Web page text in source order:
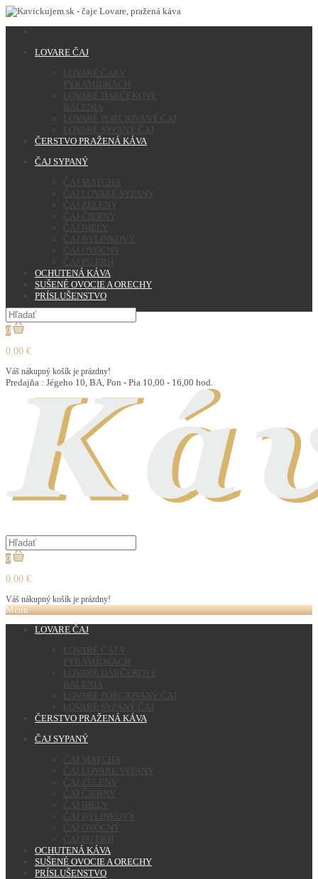
LOVARE ČAJ
LOVARÉ ČAJ V
PYRAMÍDKACH
LOVARÉ DARČEKOVÉ
BALENIA
LOVARÉ PORCIOVANÝ ČAJ
LOVARÉ SYPANÝ ČAJ
ČERSTVO PRAŽENÁ KÁVA
ČAJ SYPANÝ
ČAJ MATCHA
ČAJ LOVARE SYPANÝ
ČAJ ZELENÝ
ČAJ ČIERNY
ČAJ BIELY
ČAJ BYLINKOVÝ
ČAJ OVOCNÝ
ČAJ PU ERH
OCHUTENÁ KÁVA
SUŠENÉ OVOCIE A ORECHY
PRÍSLUŠENSTVO
0
0.00 €
Váš nákupný košík je prázdny!
Predajňa : Jégeho 10, BA, Pon - Pia 10,00 - 16,00 hod.
0
0.00 €
Váš nákupný košík je prázdny!
Menu
LOVARE ČAJ
LOVARÉ ČAJ V
PYRAMÍDKACH
LOVARÉ DARČEKOVÉ
BALENIA
LOVARÉ PORCIOVANÝ ČAJ
LOVARÉ SYPANÝ ČAJ
ČERSTVO PRAŽENÁ KÁVA
ČAJ SYPANÝ
ČAJ MATCHA
ČAJ LOVARE SYPANÝ
ČAJ ZELENÝ
ČAJ ČIERNY
ČAJ BIELY
ČAJ BYLINKOVÝ
ČAJ OVOCNÝ
ČAJ PU ERH
OCHUTENÁ KÁVA
SUŠENÉ OVOCIE A ORECHY
PRÍSLUŠENSTVO